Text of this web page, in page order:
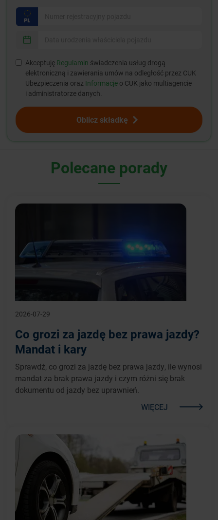
Akceptuję Regulamin świadczenia usług drogą
elektroniczną i zawierania umów na odległość przez CUK
Ubezpieczenia oraz Informacje o CUK jako multiagencie
i administratorze danych.
Oblicz składkę
Polecane porady
2026-07-29
Co grozi za jazdę bez prawa jazdy?
Mandat i kary
Sprawdź, co grozi za jazdę bez prawa jazdy, ile wynosi
mandat za brak prawa jazdy i czym różni się brak
dokumentu od jazdy bez uprawnień.
WIĘCEJ